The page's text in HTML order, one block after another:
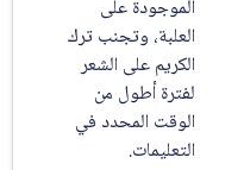
الموجودة على
العلبة، وتجنب ترك
الكريم على الشعر
لفترة أطول من
الوقت المحدد في
التعليمات.